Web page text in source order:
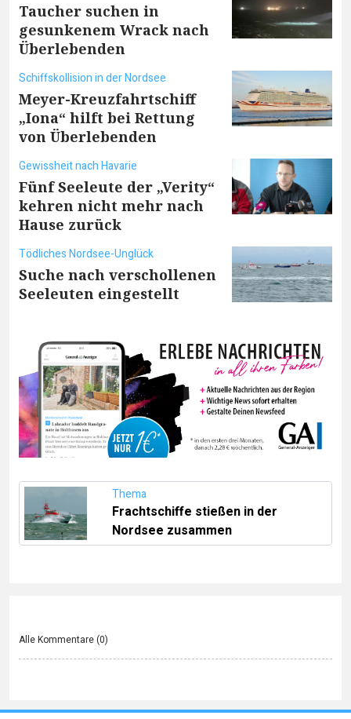
Taucher suchen in
gesunkenem Wrack nach
Überlebenden
Schiffskollision in der Nordsee
Meyer-Kreuzfahrtschiff
„Iona“ hilft bei Rettung
von Überlebenden
Gewissheit nach Havarie
Fünf Seeleute der „Verity“
kehren nicht mehr nach
Hause zurück
Tödliches Nordsee-Unglück
Suche nach verschollenen
Seeleuten eingestellt
Thema
Frachtschiffe stießen in der
Nordsee zusammen
Alle Kommentare (0)